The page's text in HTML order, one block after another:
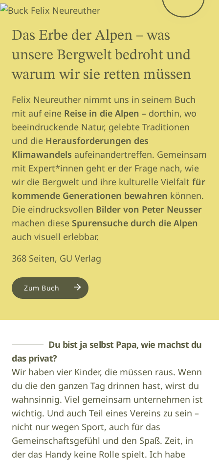
Das Erbe der Alpen – was
unsere Bergwelt bedroht und
warum wir sie retten müssen
Felix Neureuther nimmt uns in seinem Buch
mit auf eine Reise in die Alpen – dorthin, wo
beeindruckende Natur, gelebte Traditionen
und die Herausforderungen des
Klimawandels aufeinandertreffen. Gemeinsam
mit Expert*innen geht er der Frage nach, wie
wir die Bergwelt und ihre kulturelle Vielfalt für
kommende Generationen bewahren können.
Die eindrucksvollen Bilder von Peter Neusser
machen diese Spurensuche durch die Alpen
auch visuell erlebbar.
368 Seiten, GU Verlag
Zum Buch
Du bist ja selbst Papa, wie machst du
das privat?
Wir haben vier Kinder, die müssen raus. Wenn
du die den ganzen Tag drinnen hast, wirst du
wahnsinnig. Viel gemeinsam unternehmen ist
wichtig. Und auch Teil eines Vereins zu sein –
nicht nur wegen Sport, auch für das
Gemeinschaftsgefühl und den Spaß. Zeit, in
der das Handy keine Rolle spielt. Ich habe